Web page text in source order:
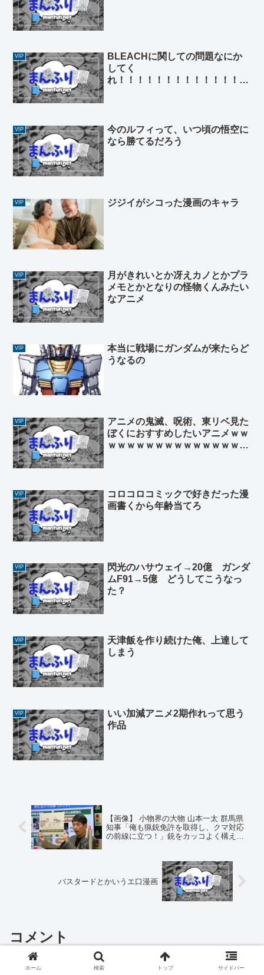
VIP
BLEACHに関しての問題なにか
してく
れ！！！！！！！！！！！！！！
VIP
今のルフィって、いつ頃の悟空に
なら勝てるだろう
VIP ジジイがシコった漫画のキャラ
VIP
月がきれいとか冴えカノとかプラ
メモとかとなりの怪物くんみたい
なアニメ
VIP
本当に戦場にガンダムが来たらど
うなるの
VIP
アニメの鬼滅、呪術、東リベ見た
ぼくにおすすめしたいアニメｗｗ
ｗｗｗｗｗｗｗｗｗｗｗｗｗｗｗ
VIP
コロコロコミックで好きだった漫
画書くから年齢当てろ
VIP
閃光のハサウェイ→20億 ガンダ
ムF91→5億 どうしてこうなっ
た？
VIP
天津飯を作り続けた俺、上達して
しまう
VIP
いい加減アニメ2期作れって思う
作品
【画像】 小物界の大物 山本一太 群馬県
知事「俺も猟銃免許を取得し、クマ対応
の前線に立つ！」銃をカッコよく構える
バスタードとかいうエ口漫画
コメント
ホーム 検索 トップ サイドバー